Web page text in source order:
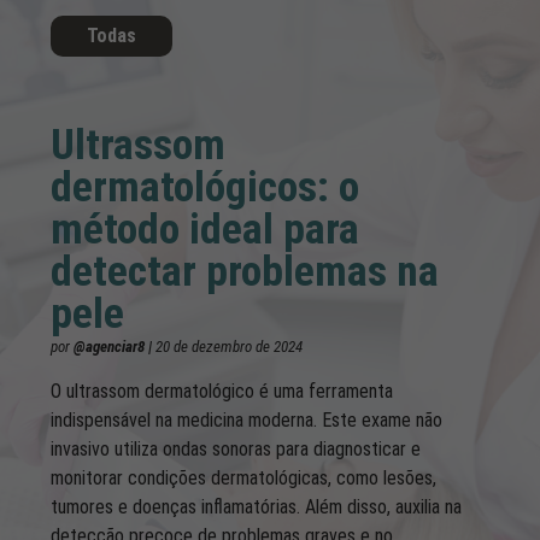
Todas
Ultrassom
dermatológicos: o
método ideal para
detectar problemas na
pele
por @agenciar8 | 20 de dezembro de 2024
O ultrassom dermatológico é uma ferramenta
indispensável na medicina moderna. Este exame não
invasivo utiliza ondas sonoras para diagnosticar e
monitorar condições dermatológicas, como lesões,
tumores e doenças inflamatórias. Além disso, auxilia na